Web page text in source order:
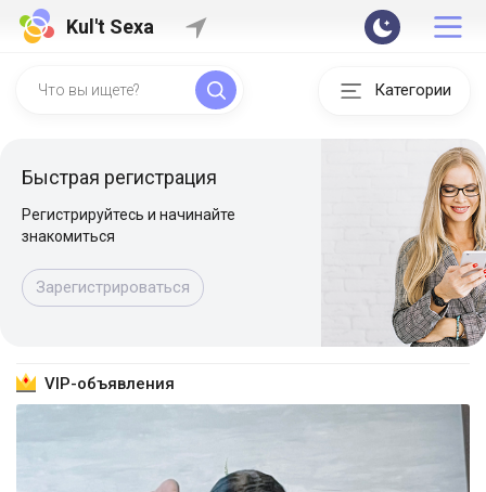
Kul't Sexa
Категории
Быстрая регистрация
Регистрируйтесь и начинайте
знакомиться
Зарегистрироваться
VIP-объявления